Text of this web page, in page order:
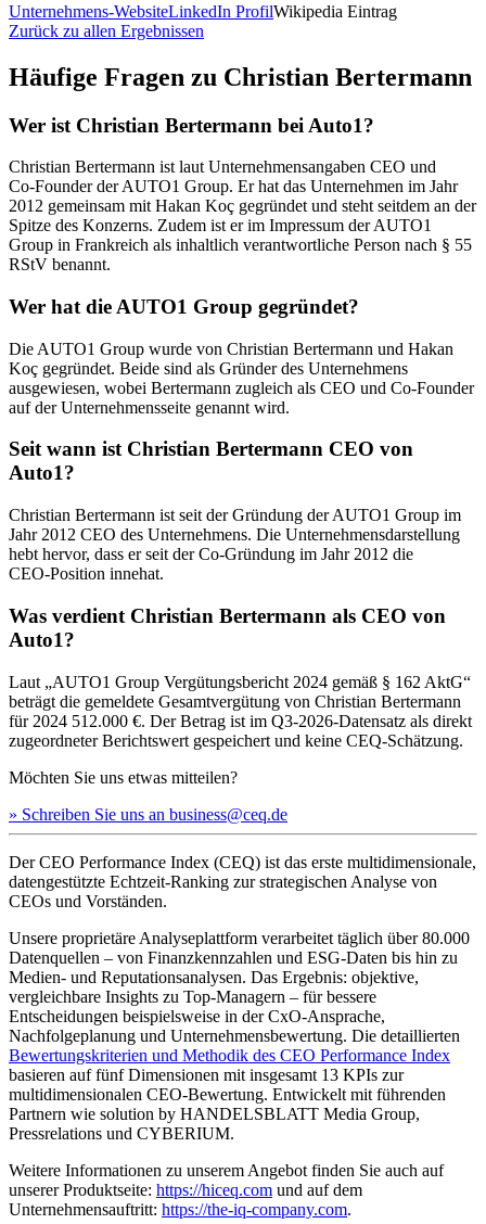
Unternehmens-WebsiteLinkedIn ProfilWikipedia Eintrag
Zurück zu allen Ergebnissen
Häufige Fragen zu Christian Bertermann
Wer ist Christian Bertermann bei Auto1?
Christian Bertermann ist laut Unternehmensangaben CEO und
Co‑Founder der AUTO1 Group. Er hat das Unternehmen im Jahr
2012 gemeinsam mit Hakan Koç gegründet und steht seitdem an der
Spitze des Konzerns. Zudem ist er im Impressum der AUTO1
Group in Frankreich als inhaltlich verantwortliche Person nach § 55
RStV benannt.
Wer hat die AUTO1 Group gegründet?
Die AUTO1 Group wurde von Christian Bertermann und Hakan
Koç gegründet. Beide sind als Gründer des Unternehmens
ausgewiesen, wobei Bertermann zugleich als CEO und Co‑Founder
auf der Unternehmensseite genannt wird.
Seit wann ist Christian Bertermann CEO von
Auto1?
Christian Bertermann ist seit der Gründung der AUTO1 Group im
Jahr 2012 CEO des Unternehmens. Die Unternehmensdarstellung
hebt hervor, dass er seit der Co‑Gründung im Jahr 2012 die
CEO‑Position innehat.
Was verdient Christian Bertermann als CEO von
Auto1?
Laut „AUTO1 Group Vergütungsbericht 2024 gemäß § 162 AktG“
beträgt die gemeldete Gesamtvergütung von Christian Bertermann
für 2024 512.000 €. Der Betrag ist im Q3-2026-Datensatz als direkt
zugeordneter Berichtswert gespeichert und keine CEQ-Schätzung.
Möchten Sie uns etwas mitteilen?
» Schreiben Sie uns an business@ceq.de
Der CEO Performance Index (CEQ) ist das erste multidimensionale,
datengestützte Echtzeit-Ranking zur strategischen Analyse von
CEOs und Vorständen.
Unsere proprietäre Analyseplattform verarbeitet täglich über 80.000
Datenquellen – von Finanzkennzahlen und ESG-Daten bis hin zu
Medien- und Reputationsanalysen. Das Ergebnis: objektive,
vergleichbare Insights zu Top-Managern – für bessere
Entscheidungen beispielsweise in der CxO-Ansprache,
Nachfolgeplanung und Unternehmensbewertung. Die detaillierten
Bewertungskriterien und Methodik des CEO Performance Index
basieren auf fünf Dimensionen mit insgesamt 13 KPIs zur
multidimensionalen CEO-Bewertung. Entwickelt mit führenden
Partnern wie solution by HANDELSBLATT Media Group,
Pressrelations und CYBERIUM.
Weitere Informationen zu unserem Angebot finden Sie auch auf
unserer Produktseite: https://hiceq.com und auf dem
Unternehmensauftritt: https://the-iq-company.com.